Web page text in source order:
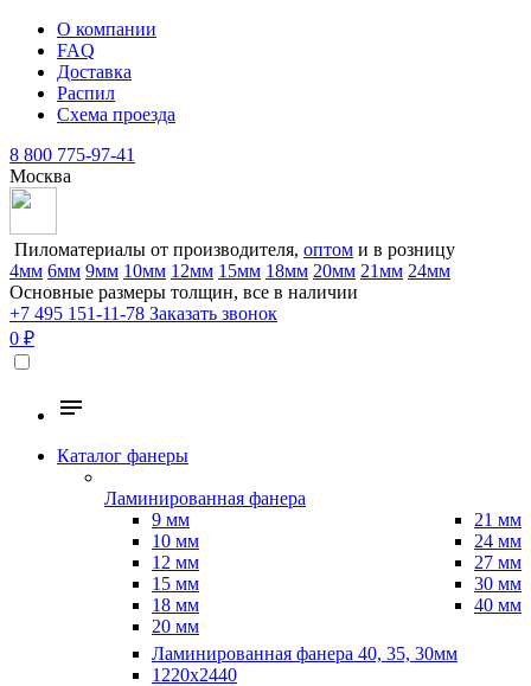
О компании
FAQ
Доставка
Распил
Схема проезда
8 800 775-97-41
Москва
Пиломатериалы от производителя, оптом и в розницу
4мм 6мм 9мм 10мм 12мм 15мм 18мм 20мм 21мм 24мм
Основные размеры толщин, все в наличии
+7 495 151-11-78 Заказать звонок
0 ₽
Каталог фанеры
Ламинированная фанера
9 мм
10 мм
12 мм
15 мм
18 мм
20 мм
21 мм
24 мм
27 мм
30 мм
40 мм
Ламинированная фанера 40, 35, 30мм
1220x2440